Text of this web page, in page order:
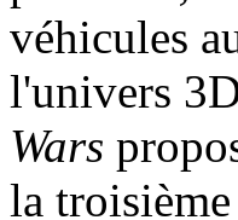
véhicules
l'univers
Wars
la